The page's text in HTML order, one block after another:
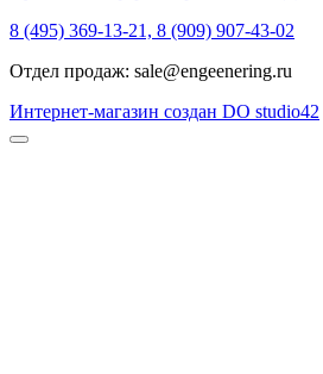
8 (495) 369-13-21, 8 (909) 907-43-02
Отдел продаж: sale@engeenering.ru
Интернет-магазин создан DO studio42